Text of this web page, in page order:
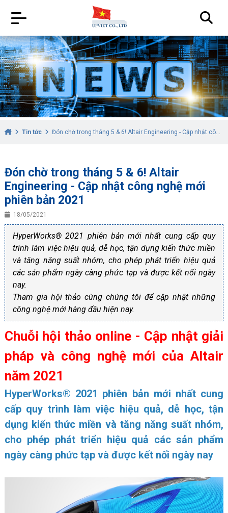
Tin tức Đón chờ trong tháng 5 & 6! Altair Engineering - Cập nhật công nghệ mới phiên bản 2021
Đón chờ trong tháng 5 & 6! Altair
Engineering - Cập nhật công nghệ mới
phiên bản 2021
18/05/2021
HyperWorks® 2021 phiên bản mới nhất cung cấp quy
trình làm việc hiệu quả, dễ học, tận dụng kiến ​​thức miền
và tăng năng suất nhóm, cho phép phát triển hiệu quả
các sản phẩm ngày càng phức tạp và được kết nối ngày
nay.
Tham gia hội thảo cùng chúng tôi để cập nhật những
công nghệ mới hàng đầu hiện nay.
Chuỗi hội thảo online - Cập nhật giải
pháp và công nghệ mới của Altair
năm 2021
HyperWorks® 2021 phiên bản mới nhất cung
cấp quy trình làm việc hiệu quả, dễ học, tận
dụng kiến ​​thức miền và tăng năng suất nhóm,
cho phép phát triển hiệu quả các sản phẩm
ngày càng phức tạp và được kết nối ngày nay